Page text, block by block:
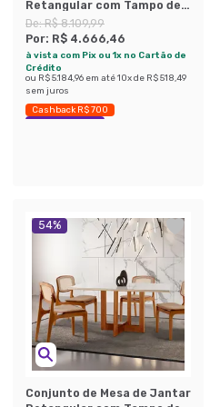
Retangular com Tampo de
Vidro Off White Baobá e 4
Cadeiras Oiti Linho Grafite
e Madeira 130 cm
De:R$ 8.109,99
Por: R$ 4.666,46
à vista com Pix ou 1x no Cartão de
Crédito
ou R$ 5.184,96 em até10x de R$ 518,49
sem juros
Cashback R$ 700
Economize 42%
54%
Conjunto de Mesa de Jantar